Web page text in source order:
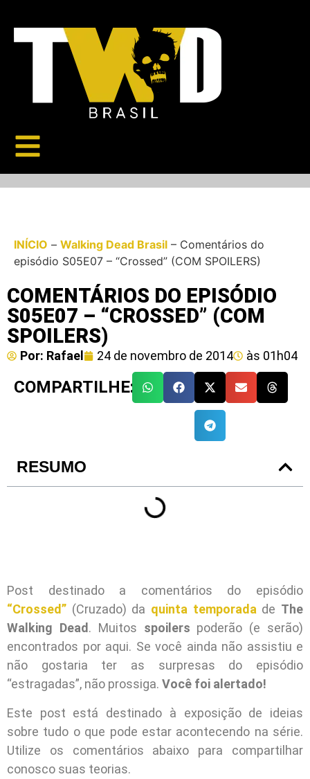
INÍCIO – Walking Dead Brasil – Comentários do
episódio S05E07 – “Crossed” (COM SPOILERS)
COMENTÁRIOS DO EPISÓDIO
S05E07 – “CROSSED” (COM
SPOILERS)
Por: Rafael 24 de novembro de 2014 às 01h04
COMPARTILHE:
RESUMO
Post destinado a comentários do episódio
“Crossed” (Cruzado) da quinta temporadade The
Walking Dead. Muitos spoilers poderão (e serão)
encontrados por aqui. Se você ainda não assistiu e
não gostaria ter as surpresas do episódio
“estragadas”, não prossiga. Você foi alertado!
Este post está destinado à exposição de ideias
sobre tudo o que pode estar acontecendo na série.
Utilize os comentários abaixo para compartilhar
conosco suas teorias.